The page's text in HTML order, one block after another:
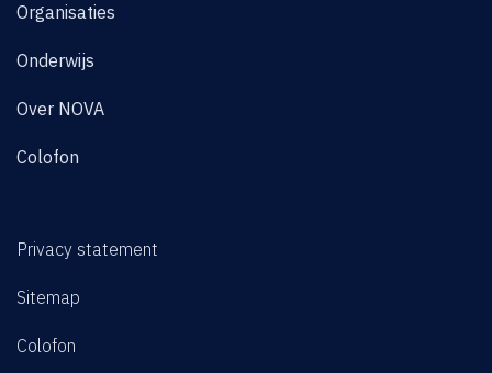
Organisaties
Onderwijs
Over NOVA
Colofon
Privacy statement
Sitemap
Colofon